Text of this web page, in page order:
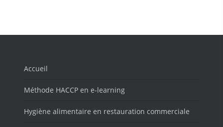
Accueil
Méthode HACCP en e-learning
Hygiène alimentaire en restauration commerciale